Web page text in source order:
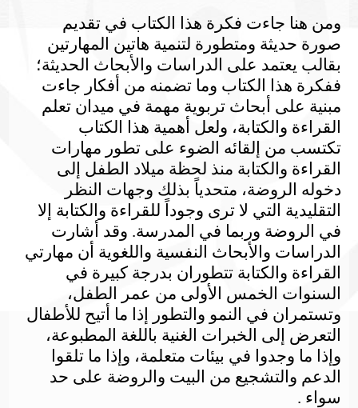
ومن هنا جاءت فكرة هذا الكتاب في تقديم
صورة حديثة ومتطورة لتنمية هاتين المهارتين
بقالب يعتمد على الدراسات والأبحاث الحديثة؛
ففكرة هذا الكتاب وما تضمنه من أفكار جاءت
مبنية على أبحاث تربوية مهمة في ميدان تعلم
القراءة والكتابة، ولعل أهمية هذا الكتاب
تكتسب من إلقائه الضوء على تطور مهارات
القراءة والكتابة منذ لحظة ميلاد الطفل إلى
دخوله الروضة، متحدياً بذلك وجهات النظر
التقليدية التي لا ترى وجوداً للقراءة والكتابة إلا
في الروضة وربما في المدرسة. وقد أشارت
الدراسات والأبحاث النفسية واللغوية أن مهارتي
القراءة والكتابة تتطوران بدرجة كبيرة في
السنوات الخمس الأولى من عمر الطفل،
وتستمران في النمو والتطور إذا ما أتيح للأطفال
التعرض إلى الخبرات الغنية باللغة المطبوعة،
وإذا ما وجدوا في بيئات متعلمة، وإذا ما تلقوا
الدعم والتشجيع من البيت والروضة على حد
سواء .